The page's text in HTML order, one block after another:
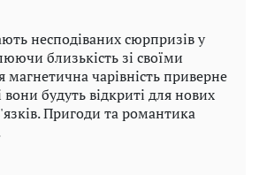
несподіваних сюрпризів у
близькість зі своїми
магнетична чарівність приверне
будуть відкриті для нових
Пригоди та романтика